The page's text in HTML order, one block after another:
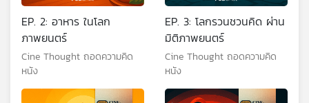
EP. 2: อาหาร ในโลก
ภาพยนตร์
Cine Thought ถอดความคิด
หนัง
EP. 3: โลกรวนชวนคิด ผ่าน
มิติภาพยนตร์
Cine Thought ถอดความคิด
หนัง